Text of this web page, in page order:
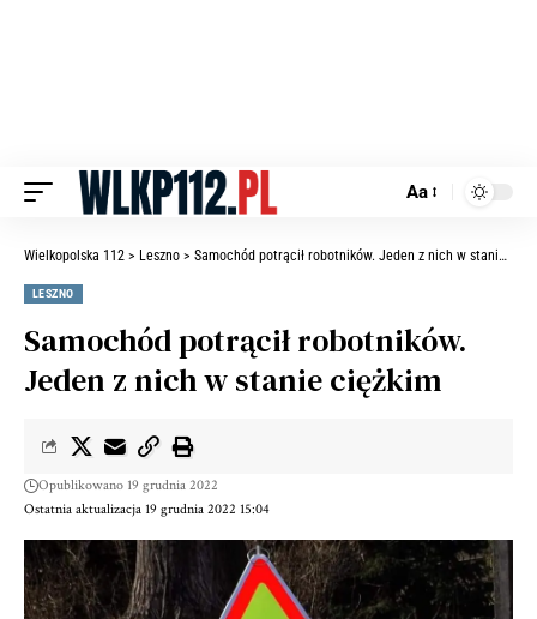
Aa
Wielkopolska 112 > Leszno > Samochód potrącił robotników. Jeden z nich w stanie ciężkim
LESZNO
Samochód potrącił robotników.
Jeden z nich w stanie ciężkim
Ostatnia aktualizacja 19 grudnia 2022 15:04
Opublikowano 19 grudnia 2022